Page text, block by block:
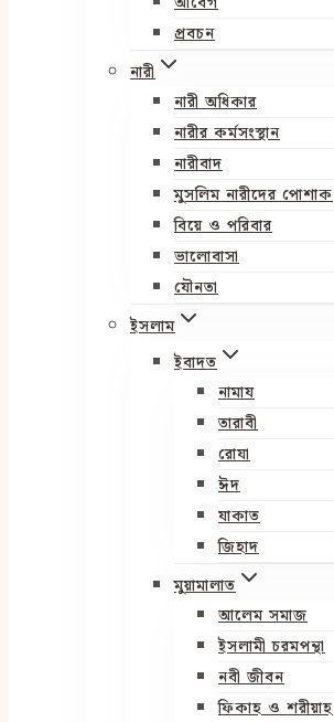
প্রবচন
নারী
নারী অধিকার
নারীর কর্মসংস্থান
নারীবাদ
মুসলিম নারীদের পোশাক
বিয়ে ও পরিবার
ভালোবাসা
যৌনতা
ইসলাম
ইবাদত
নামায
তারাবী
রোযা
ঈদ
যাকাত
জিহাদ
মুয়ামালাত
আলেম সমাজ
ইসলামী চরমপন্থা
নবী জীবন
ফিকাহ ও শরীয়াহ